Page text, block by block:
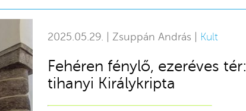
2025.05.29. | Zsuppán András | Kult
Fehéren fénylő, ezeréves
tihanyi Királykripta